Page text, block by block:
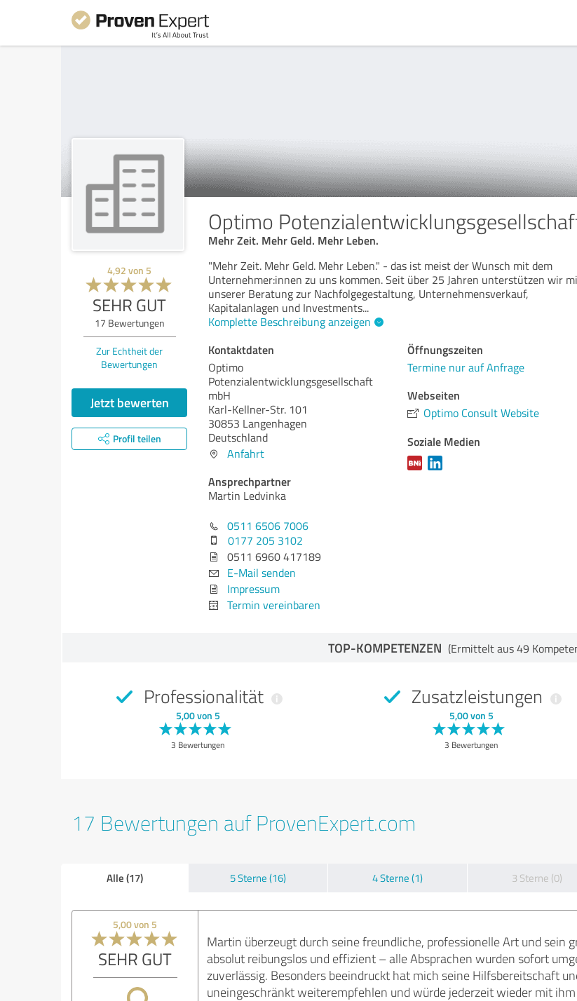
Optimo
Mehr Zeit. Mehr Geld. Mehr Leben.
4,92 von 5
SEHR GUT
17 Bewertungen
Zur Echtheit der
Bewertungen
Jetzt bewerten
Profil teilen
"Mehr Zeit. Mehr Geld. Mehr Leben." - das ist meist der Wunsch mit dem
Unternehmer:innen zu uns kommen. Seit über 25 Jahren unterstützen wir
unserer Beratung zur Nachfolgegestaltung, Unternehmensverkauf,
Kapitalanlagen und Investments...
Komplette Beschreibung anzeigen
Kontaktdaten
Optimo
Potenzialentwicklungsgesellschaft
mbH
Karl-Kellner-Str. 101
30853 Langenhagen
Deutschland
Anfahrt
Ansprechpartner
Martin Ledvinka
0511 6506 7006
0177 205 3102
0511 6960 417189
E-Mail senden
Impressum
Termin vereinbaren
Öffnungszeiten
Termine nur auf Anfrage
Webseiten
Optimo Consult Website
Soziale Medien
TOP-KOMPETENZEN (Ermittelt aus 49
Professionalität
5,00 von 5
3 Bewertungen
Zusatzleistungen
5,00 von 5
3 Bewertungen
17 Bewertungen auf ProvenExpert.com
Alle (17) 5 Sterne (16) 4 Sterne (1) 3 Sterne (0)
5,00 von 5
SEHR GUT
Martin überzeugt durch seine freundliche, professionelle Art und sein
absolut reibungslos und effizient – alle Absprachen wurden sofort
zuverlässig. Besonders beeindruckt hat mich seine Hilfsbereitschaft
uneingeschränkt weiterempfehlen und würde jederzeit wieder mit